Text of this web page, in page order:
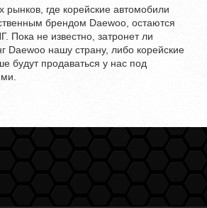
где корейские автомобили
брендом Daewoo, остаются
Пока не известно, затронет ли
Daewoo нашу страну, либо корейские
будут продаваться у нас под